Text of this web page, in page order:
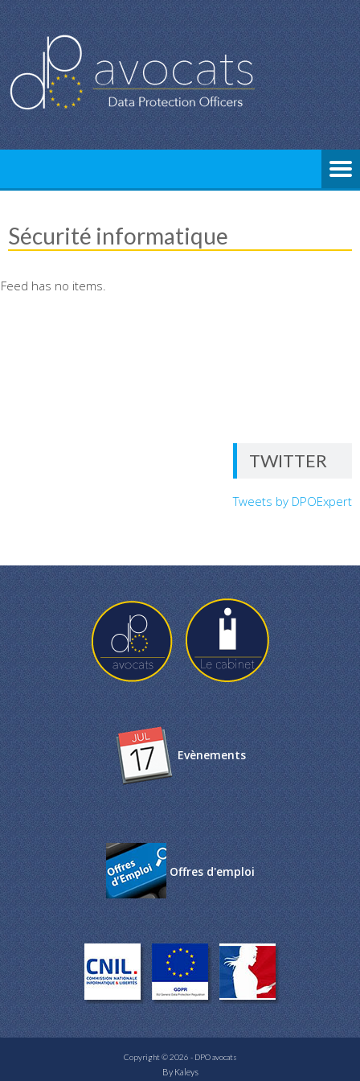
Sécurité informatique
Feed has no items.
TWITTER
Tweets by DPOExpert
Evènements
Offres d'emploi
Copyright © 2026 - DPO avocats
By Kaleys